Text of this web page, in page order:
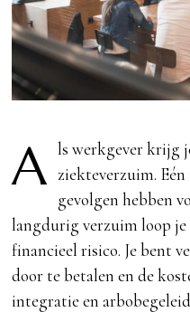
A ls werkgever krijg
ziekteverzuim.
gevolgen hebben
langdurig verzuim loop je
financieel risico. Je bent
door te betalen en de
integratie en